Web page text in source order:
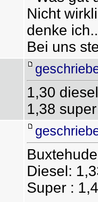
Nicht
denke
Bei uns
1,30 diesel
1,38 super
Diesel:
Super :